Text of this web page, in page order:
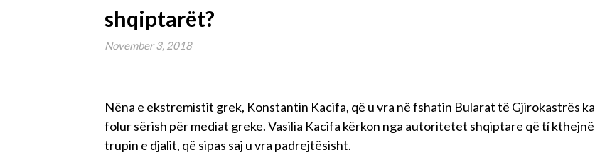
shqiptarët?
November 3, 2018
Nëna e ekstremistit grek, Konstantin Kacifa, që u vra në fshatin Bularat të Gjirokastrës ka
folur sërish për mediat greke. Vasilia Kacifa kërkon nga autoritetet shqiptare që tí kthejnë
trupin e djalit, që sipas saj u vra padrejtësisht.